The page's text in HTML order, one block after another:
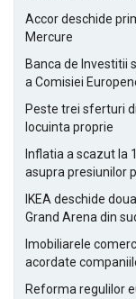
Accor deschide
Mercure
Banca de Investitii
a Comisiei
Peste trei sferturi
locuinta proprie
Inflatia a scazut la
asupra presiunilor
IKEA deschide
Grand Arena din
Imobiliarele
acordate
Reforma regulilor